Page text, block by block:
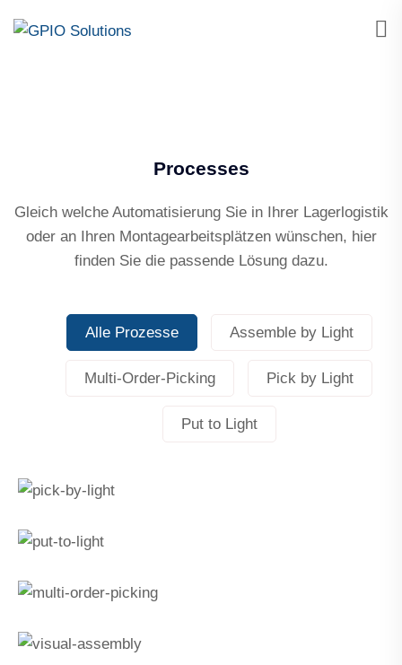
Processes
Gleich welche Automatisierung Sie in Ihrer Lagerlogistik
oder an Ihren Montagearbeitsplätzen wünschen, hier
finden Sie die passende Lösung dazu.
Alle Prozesse Assemble by Light
Multi-Order-Picking Pick by Light
Put to Light